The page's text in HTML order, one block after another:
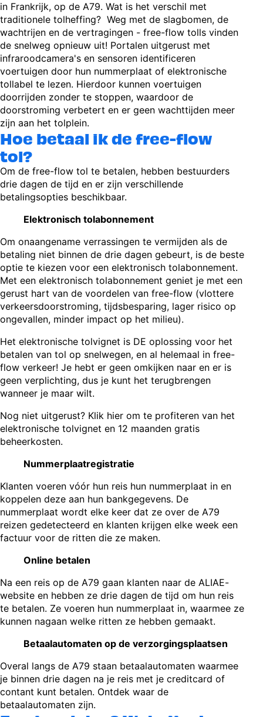
in Frankrijk, op de A79. Wat is het verschil met
traditionele tolheffing? Weg met de slagbomen, de
wachtrijen en de vertragingen - free-flow tolls vinden
de snelweg opnieuw uit! Portalen uitgerust met
infraroodcamera's en sensoren identificeren
voertuigen door hun nummerplaat of elektronische
tollabel te lezen. Hierdoor kunnen voertuigen
doorrijden zonder te stoppen, waardoor de
doorstroming verbetert en er geen wachttijden meer
zijn aan het tolplein.
Hoe betaal ik de free-flow
tol?
Om de free-flow tol te betalen, hebben bestuurders
drie dagen de tijd en er zijn verschillende
betalingsopties beschikbaar.
Elektronisch tolabonnement
Om onaangename verrassingen te vermijden als de
betaling niet binnen de drie dagen gebeurt, is de beste
optie te kiezen voor een elektronisch tolabonnement.
Met een elektronisch tolabonnement geniet je met een
gerust hart van de voordelen van free-flow (vlottere
verkeersdoorstroming, tijdsbesparing, lager risico op
ongevallen, minder impact op het milieu).
Het elektronische tolvignet is DE oplossing voor het
betalen van tol op snelwegen, en al helemaal in free-
flow verkeer! Je hebt er geen omkijken naar en er is
geen verplichting, dus je kunt het terugbrengen
wanneer je maar wilt.
Nog niet uitgerust? Klik hier om te profiteren van het
elektronische tolvignet en 12 maanden gratis
beheerkosten.
Nummerplaatregistratie
Klanten voeren vóór hun reis hun nummerplaat in en
koppelen deze aan hun bankgegevens. De
nummerplaat wordt elke keer dat ze over de A79
reizen gedetecteerd en klanten krijgen elke week een
factuur voor de ritten die ze maken.
Online betalen
Na een reis op de A79 gaan klanten naar de ALIAE-
website en hebben ze drie dagen de tijd om hun reis
te betalen. Ze voeren hun nummerplaat in, waarmee ze
kunnen nagaan welke ritten ze hebben gemaakt.
Betaalautomaten op de verzorgingsplaatsen
Overal langs de A79 staan betaalautomaten waarmee
je binnen drie dagen na je reis met je creditcard of
contant kunt betalen. Ontdek waar de
betaalautomaten zijn.